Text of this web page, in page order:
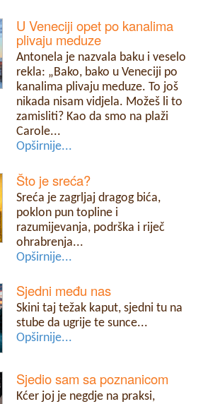
U Veneciji opet po kanalima
plivaju meduze
Antonela je nazvala baku i veselo
rekla: „Bako, bako u Veneciji po
kanalima plivaju meduze. To još
nikada nisam vidjela. Možeš li to
zamisliti? Kao da smo na plaži
Carole...
Opširnije...
Što je sreća?
Sreća je zagrljaj dragog bića,
poklon pun topline i
razumijevanja, podrška i riječ
ohrabrenja...
Opširnije...
Sjedni među nas
Skini taj težak kaput, sjedni tu na
stube da ugrije te sunce...
Opširnije...
Sjedio sam sa poznanicom
Kćer joj je negdje na praksi,